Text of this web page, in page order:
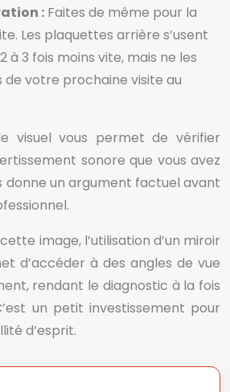
: Faites de même pour la
Les plaquettes arrière s’usent
à 3 fois moins vite, mais ne les
de votre prochaine visite au
visuel vous permet de vérifier
sonore que vous avez
donne un argument factuel avant
image, l’utilisation d’un miroir
d’accéder à des angles de vue
rendant le diagnostic à la fois
un petit investissement pour
d’esprit.